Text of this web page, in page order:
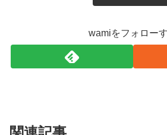
wamiをフォロー